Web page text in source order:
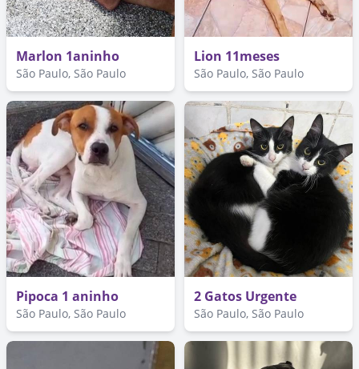
Marlon 1aninho
São Paulo, São Paulo
Lion 11meses
São Paulo, São Paulo
Pipoca 1 aninho
São Paulo, São Paulo
2 Gatos Urgente
São Paulo, São Paulo